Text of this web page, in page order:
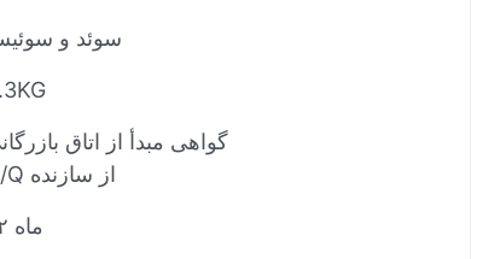
سوئد و
گواهی مبدأ از اتاق
C/Q از سازنده
۱۲ ماه